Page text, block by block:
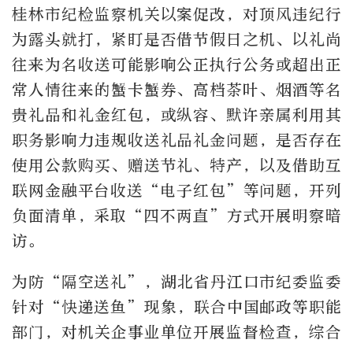
桂林市纪检监察机关以案促改，对顶风违纪行
为露头就打，紧盯是否借节假日之机、以礼尚
往来为名收送可能影响公正执行公务或超出正
常人情往来的蟹卡蟹券、高档茶叶、烟酒等名
贵礼品和礼金红包，或纵容、默许亲属利用其
职务影响力违规收送礼品礼金问题，是否存在
使用公款购买、赠送节礼、特产，以及借助互
联网金融平台收送“电子红包”等问题，开列
负面清单，采取“四不两直”方式开展明察暗
访。
为防“隔空送礼”，湖北省丹江口市纪委监委
针对“快递送鱼”现象，联合中国邮政等职能
部门，对机关企事业单位开展监督检查，综合